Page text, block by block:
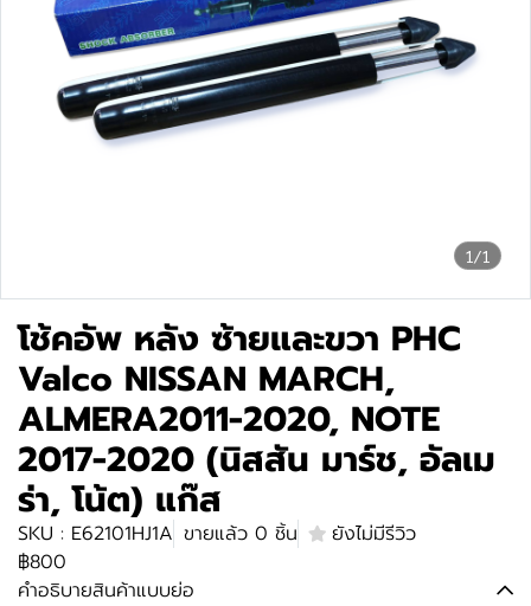
1/1
โช้คอัพ หลัง ซ้ายและขวา PHC
Valco NISSAN MARCH,
ALMERA2011-2020, NOTE
2017-2020 (นิสสัน มาร์ช, อัลเม
ร่า, โน้ต) แก๊ส
SKU : E62101HJ1A ขายแล้ว 0 ชิ้น
ยังไม่มีรีวิว
฿800
คำอธิบายสินค้าแบบย่อ